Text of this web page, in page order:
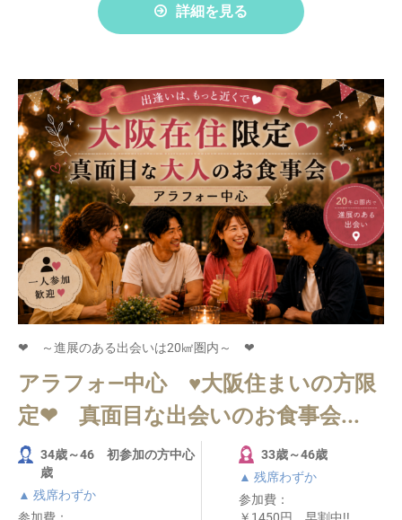
詳細を見る
❤ ～進展のある出会いは20㎢圏内～ ❤
アラフォ―中心 ♥大阪住まいの方限
定❤ 真面目な出会いのお食事会...
34歳～46 初参加の方中心
歳
▲ 残席わずか
参加費：
33歳～46歳
▲ 残席わずか
参加費：
￥1450円 早割中!!